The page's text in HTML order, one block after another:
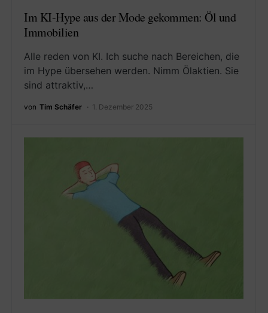
Im KI-Hype aus der Mode gekommen: Öl und
Immobilien
Alle reden von KI. Ich suche nach Bereichen, die
im Hype übersehen werden. Nimm Ölaktien. Sie
sind attraktiv,…
von Tim Schäfer 1. Dezember 2025